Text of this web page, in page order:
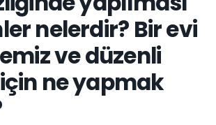
nelerdir? Bir evi
ve düzenli
ne yapmak